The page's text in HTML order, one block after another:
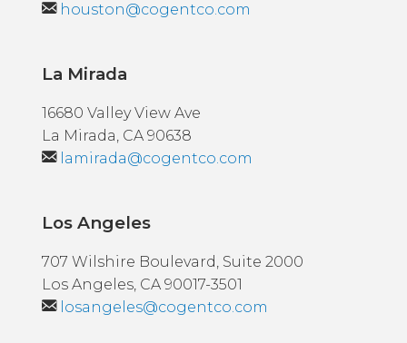
houston@cogentco.com
La Mirada
16680 Valley View Ave
La Mirada, CA 90638
lamirada@cogentco.com
Los Angeles
707 Wilshire Boulevard, Suite 2000
Los Angeles, CA 90017-3501
losangeles@cogentco.com